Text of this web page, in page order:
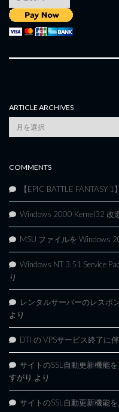
ARTICLE ARCHIVES
Article
Archives
COMMENTS
【EPIC BATTLE FANTASY
Windows 2000 Kernel32 改
MSU ファイルを Windows
Windows NT 3.51 Service
り
レンタルサーバーのレスポ
より
DTI の VPSサービス終了に
サイトのSSL自動更新機能
すがり より
サイトのSSL自動更新機能